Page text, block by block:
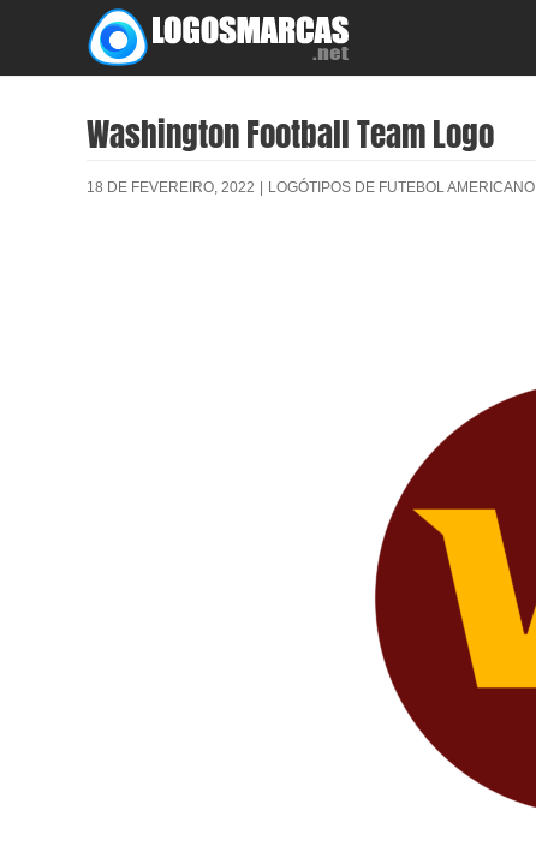
content
Washington Football Team Logo
18 DE FEVEREIRO, 2022 | LOGÓTIPOS DE FUTEBOL AMERICANO